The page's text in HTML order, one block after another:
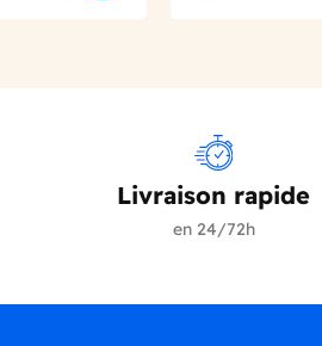
Livraison rapide
en 24/72h